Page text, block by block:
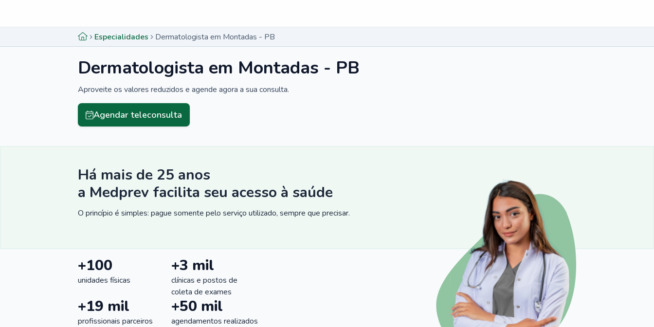
Especialidades Dermatologista em Montadas - PB
Dermatologista em Montadas - PB
Aproveite os valores reduzidos e agende agora a sua consulta.
Agendar teleconsulta
Há mais de 25 anos
a Medprev facilita seu acesso à saúde
O princípio é simples: pague somente pelo serviço utilizado, sempre que precisar.
+100
unidades físicas
+3 mil
clínicas e postos de
coleta de exames
+19 mil
profissionais parceiros
+50 mil
agendamentos realizados